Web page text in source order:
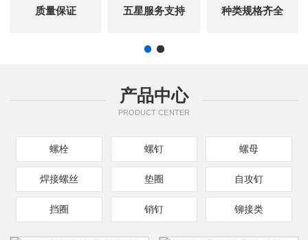
质量保证 五星服务支持 种类规格齐全
产品中心
PRODUCT CENTER
螺栓 螺钉 螺母
焊接螺丝 垫圈 自攻钉
挡圈 销钉 铆接类